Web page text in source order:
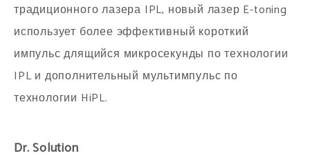
традиционного лазера IPL, новый лазер E-toning
использует более эффективный короткий
импульс длящийся микросекунды по технологии
IPL и дополнительный мультимпульс по
технологии HiPL.
Dr. Solution